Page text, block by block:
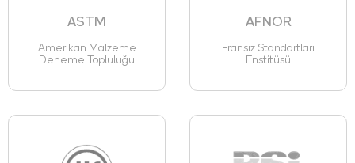
ASTM
Amerikan Malzeme
Deneme Topluluğu
AFNOR
Fransız Standartları
Enstitüsü